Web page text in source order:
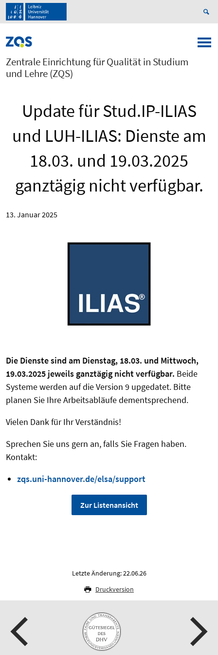
Zentrale Einrichtung für Qualität in Studium
und Lehre (ZQS)
Update für Stud.IP-ILIAS
und LUH-ILIAS: Dienste am
18.03. und 19.03.2025
ganztägig nicht verfügbar.
13. Januar 2025
Die Dienste sind am Dienstag, 18.03. und Mittwoch,
19.03.2025 jeweils ganztägig nicht verfügbar. Beide
Systeme werden auf die Version 9 upgedatet. Bitte
planen Sie Ihre Arbeitsabläufe dementsprechend.
Vielen Dank für Ihr Verständnis!
Sprechen Sie uns gern an, falls Sie Fragen haben.
Kontakt:
zqs.uni-hannover.de/elsa/support
Zur Listenansicht
Letzte Änderung: 22.06.26
Druckversion